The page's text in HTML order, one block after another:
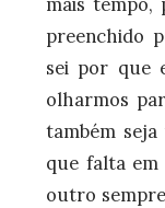
preenchido
sei por que
olharmos
também
que falta em
outro